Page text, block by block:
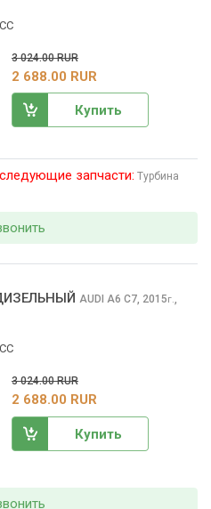
3 024.00 RUR
2 688.00 RUR
Купить
запчасти: Турбина
AUDI A6 C7, 2015г.,
3 024.00 RUR
2 688.00 RUR
Купить